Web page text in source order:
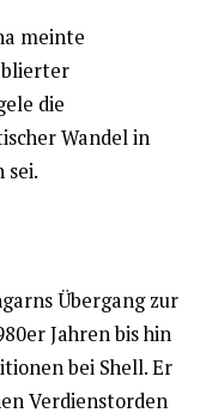
meinte
die
Wandel in
sei.
Übergang zur
Jahren bis hin
bei Shell. Er
Verdienstorden